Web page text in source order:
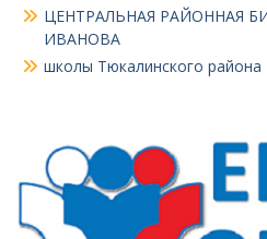
ЦЕНТРАЛЬНАЯ РАЙОННАЯ
ИВАНОВА
школы Тюкалинского района